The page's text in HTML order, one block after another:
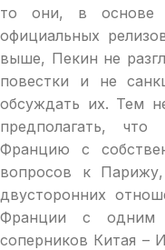
то они, в основе
официальных
выше, Пекин не
повестки и не
обсуждать их. Тем
предполагать,
Францию с
вопросов к Парижу,
двусторонних
Франции с одним
соперников Китая –